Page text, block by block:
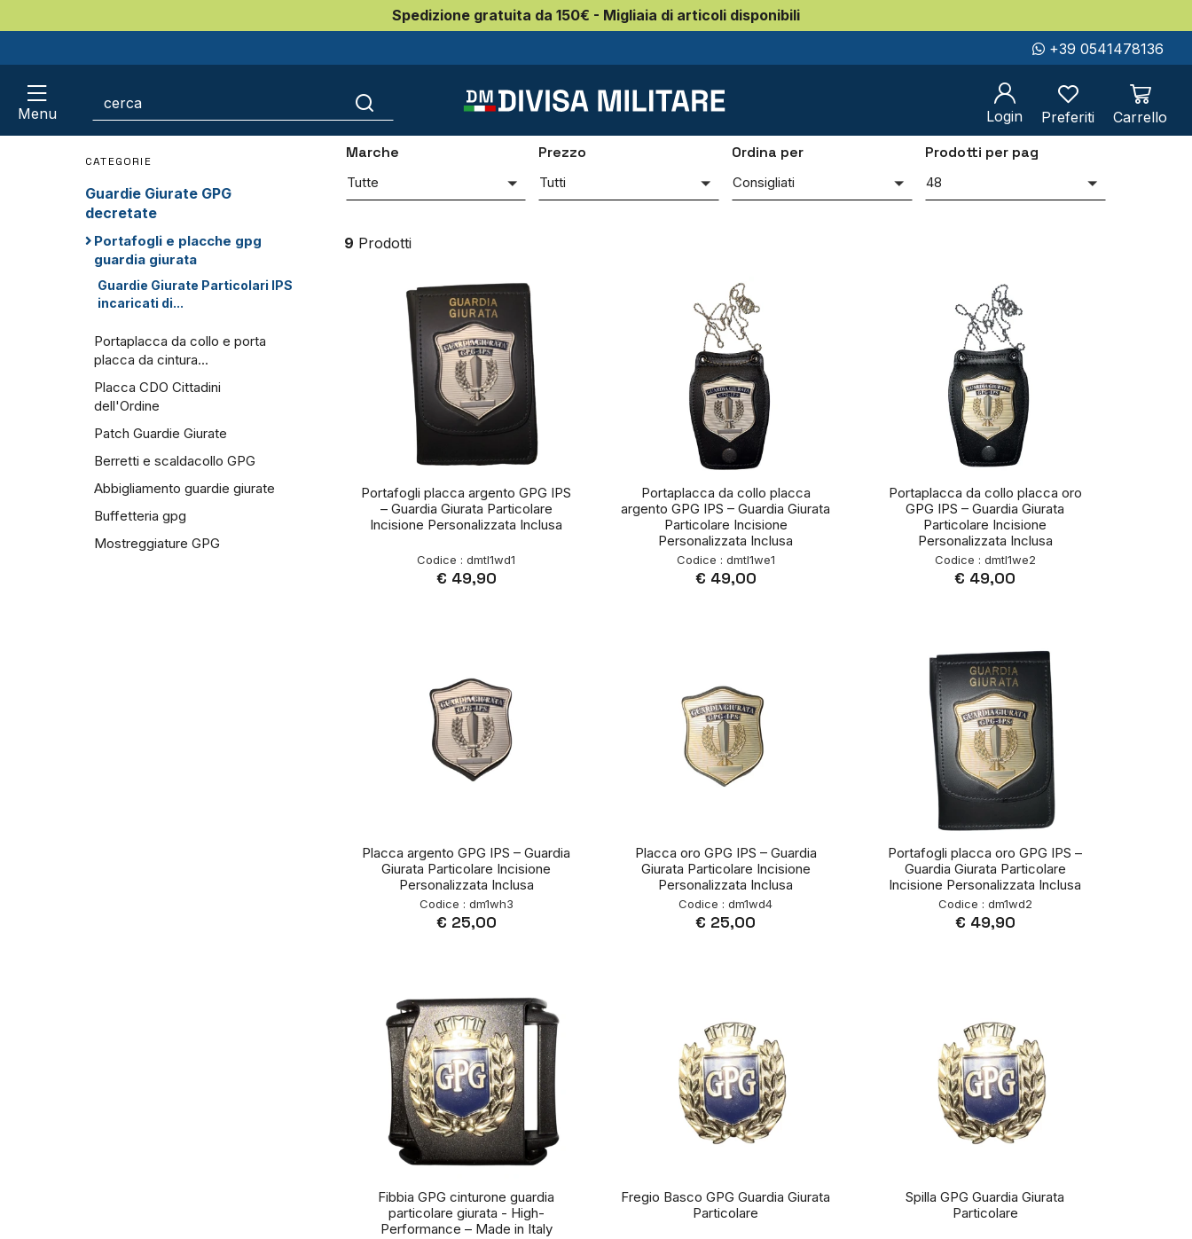
Spedizione gratuita da 150€ - Migliaia di articoli disponibili
+39 0541478136
Login Preferiti Carrello
Menu
Portafogli e placche gpg guardia giurata Guardie Giurate Particolari IPS incaricati di pubblico servizio
CATEGORIE
Guardie Giurate GPG
decretate
Portafogli e placche gpg
guardia giurata
Guardie Giurate Particolari IPS
incaricati di...
Portaplacca da collo e porta
placca da cintura...
Placca CDO Cittadini
dell'Ordine
Patch Guardie Giurate
Berretti e scaldacollo GPG
Abbigliamento guardie giurate
Buffetteria gpg
Mostreggiature GPG
Guardie Giurate Particolari IPS incaricati di pubblico
servizio
Marche
Tutte
Prezzo
Tutti
Ordina per
Consigliati
Prodotti per pag
48
9 Prodotti
Portafogli placca argento GPG IPS
– Guardia Giurata Particolare
Incisione Personalizzata Inclusa
Codice : dmtl1wd1
€ 49,90
Portaplacca da collo placca
argento GPG IPS – Guardia Giurata
Particolare Incisione
Personalizzata Inclusa
Codice : dmtl1we1
€ 49,00
Portaplacca da collo placca oro
GPG IPS – Guardia Giurata
Particolare Incisione
Personalizzata Inclusa
Codice : dmtl1we2
€ 49,00
Placca argento GPG IPS – Guardia
Giurata Particolare Incisione
Personalizzata Inclusa
Codice : dm1wh3
€ 25,00
Placca oro GPG IPS – Guardia
Giurata Particolare Incisione
Personalizzata Inclusa
Codice : dm1wd4
€ 25,00
Portafogli placca oro GPG IPS –
Guardia Giurata Particolare
Incisione Personalizzata Inclusa
Codice : dm1wd2
€ 49,90
Fibbia GPG cinturone guardia
particolare giurata - High-
Performance – Made in Italy
Fregio Basco GPG Guardia Giurata
Particolare
Spilla GPG Guardia Giurata
Particolare